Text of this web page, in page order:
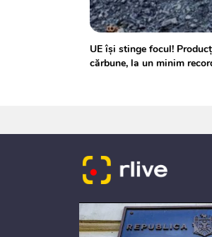
UE își stinge focul!
cărbune, la un minim